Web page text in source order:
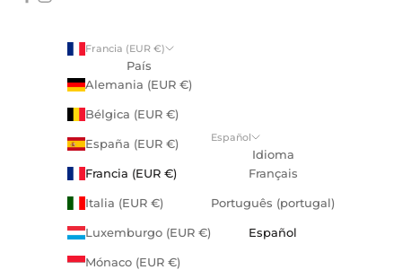
Francia (EUR €)
País
Alemania (EUR €)
Bélgica (EUR €)
España (EUR €)
Francia (EUR €)
Italia (EUR €)
Luxemburgo (EUR €)
Mónaco (EUR €)
Español
Idioma
Français
Português (portugal)
Español